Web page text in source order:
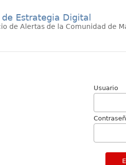
de Estrategia Digital
de Alertas de la Comunidad de
Usuario